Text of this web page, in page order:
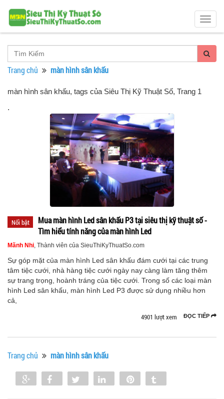
Trang chủ màn hình sân khấu
màn hình sân khấu, tags của Siêu Thị Kỹ Thuật Số, Trang 1
.
Nổi bật
Mua màn hình Led sân khấu P3 tại siêu thị kỹ thuật số -
Tìm hiểu tính năng của màn hình Led
Mãnh Nhi, Thành viên của SieuThiKyThuatSo.com
Sự góp mặt của màn hình Led sân khấu đám cưới tại các trung
tâm tiệc cưới, nhà hàng tiệc cưới ngày nay càng làm tăng thêm
sự trang trọng, hoành tráng của tiệc cưới. Trong số các loại màn
hình Led sân khấu, màn hình Led P3 được sử dụng nhiều hơn
cả,
ĐỌC TIẾP
4901 lượt xem
Trang chủ màn hình sân khấu
Share Share Tweet Share